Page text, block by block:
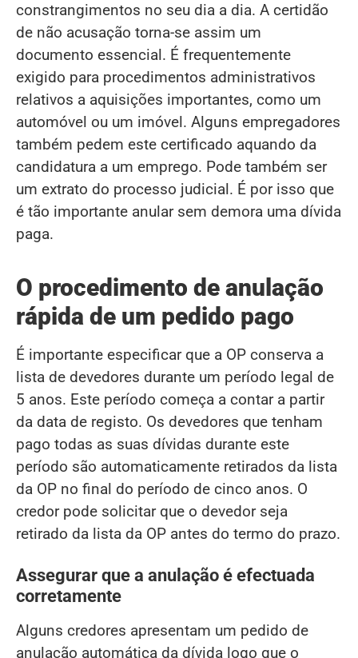
constrangimentos no seu dia a dia. A certidão
de não acusação torna-se assim um
documento essencial. É frequentemente
exigido para procedimentos administrativos
relativos a aquisições importantes, como um
automóvel ou um imóvel. Alguns empregadores
também pedem este certificado aquando da
candidatura a um emprego. Pode também ser
um extrato do processo judicial. É por isso que
é tão importante anular sem demora uma dívida
paga.
O procedimento de anulação
rápida de um pedido pago
É importante especificar que a OP conserva a
lista de devedores durante um período legal de
5 anos. Este período começa a contar a partir
da data de registo. Os devedores que tenham
pago todas as suas dívidas durante este
período são automaticamente retirados da lista
da OP no final do período de cinco anos. O
credor pode solicitar que o devedor seja
retirado da lista da OP antes do termo do prazo.
Assegurar que a anulação é efectuada
corretamente
Alguns credores apresentam um pedido de
anulação automática da dívida logo que o